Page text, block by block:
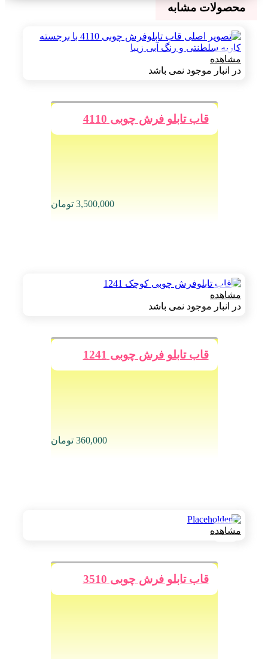
محصولات مشابه
مشاهده
در انبار موجود نمی باشد
قاب تابلو فرش چوبی 4110
3,500,000 تومان
مشاهده
در انبار موجود نمی باشد
قاب تابلو فرش چوبی 1241
360,000 تومان
مشاهده
قاب تابلو فرش چوبی 3510